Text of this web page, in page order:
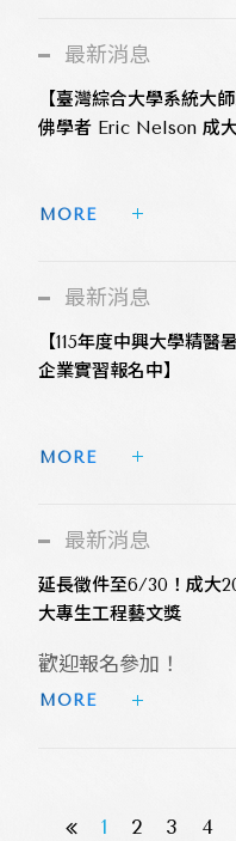
最新消息
【臺灣綜合大學系統大
佛學者 Eric Nelson 成
MORE
最新消息
【115年度中興大學精醫
企業實習報名中】
MORE
最新消息
延長徵件至6/30！成大
大專生工程藝文獎
歡迎報名參加！
MORE
1 2 3 4